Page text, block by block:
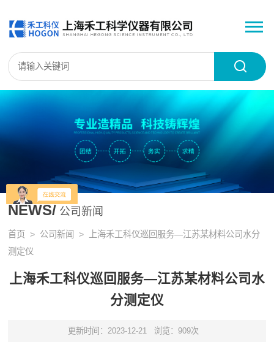
NEWS/ 公司新闻
首页 > 公司新闻
> 上海禾工科仪巡回服务—江苏某材料公司水分
测定仪
上海禾工科仪巡回服务—江苏某材料公司水
分测定仪
更新时间：2023-12-21 浏览：909次